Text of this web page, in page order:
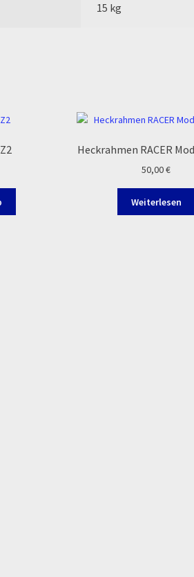
15 kg
Heckrahmen RACER
50,00€
Weiterlesen